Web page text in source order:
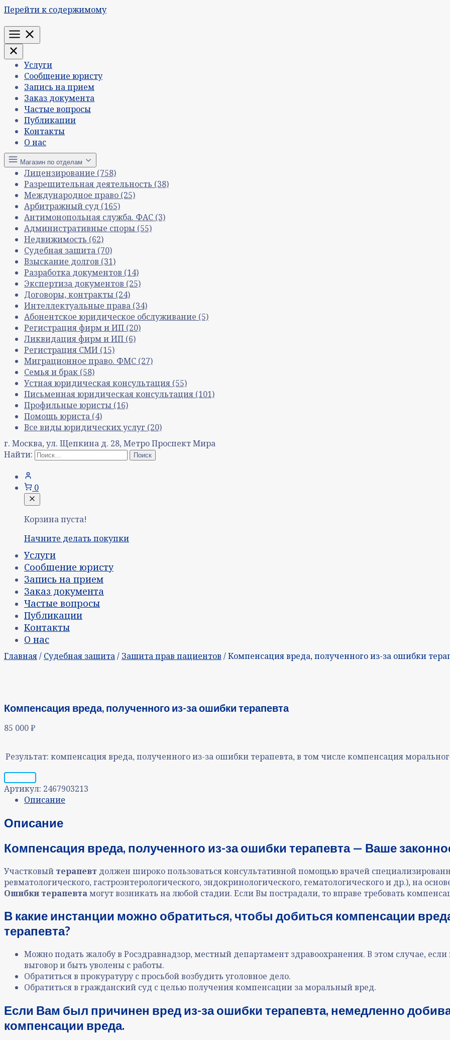
Перейти к содержимому
Меню
Услуги
Сообщение юристу
Запись на прием
Заказ документа
Частые вопросы
Публикации
Контакты
О нас
Магазин по отделам
Лицензирование (758)
Разрешительная деятельность (38)
Международное право (25)
Арбитражный суд (165)
Антимонопольная служба. ФАС (3)
Административные споры (55)
Недвижимость (62)
Судебная защита (70)
Взыскание долгов (31)
Разработка документов (14)
Экспертиза документов (25)
Договоры, контракты (24)
Интеллектуальные права (34)
Абонентское юридическое обслуживание (5)
Регистрация фирм и ИП (20)
Ликвидация фирм и ИП (6)
Регистрация СМИ (15)
Миграционное право. ФМС (27)
Семья и брак (58)
Устная юридическая консультация (55)
Письменная юридическая консультация (101)
Профильные юристы (16)
Помощь юриста (4)
Все виды юридических услуг (20)
г. Москва, ул. Щепкина д. 28, Метро Проспект Мира
Найти:
0
Корзина пуста!
Начните делать покупки
Услуги
Сообщение юристу
Запись на прием
Заказ документа
Частые вопросы
Публикации
Контакты
О нас
Главная/ Судебная защита/ Защита прав пациентов / Компенсация вреда, полученного из-за ошибки
Компенсация вреда, полученного из-за ошибки терапевта
85 000₽
Результат: компенсация вреда, полученного из-за ошибки терапевта, в том числе компенсация
Артикул: 2467903213
Описание
Описание
Компенсация вреда, полученного из-за ошибки терапевта — Ваше
Участковый терапевт должен широко пользоваться консультативной помощью врачей
ревматологического, гастроэнтерологического, эндокринологического, гематологического и др.), на
Ошибки терапевтамогут возникать на любой стадии. Если Вы пострадали, то вправе требовать
В какие инстанции можно обратиться, чтобы добиться компенсации
терапевта?
Можно подать жалобу в Росздравнадзор, местный департамент здравоохранения. В этом случае,
выговор и быть уволены с работы.
Обратиться в прокуратуру с просьбой возбудить уголовное дело.
Обратиться в гражданский суд с целью получения компенсации за моральный вред.
Если Вам был причинен вред из-за ошибки терапевта, немедленно
компенсации вреда.